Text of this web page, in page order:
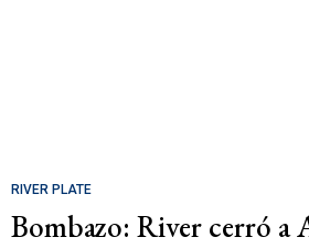
RIVER PLATE
Bombazo: River cerró a